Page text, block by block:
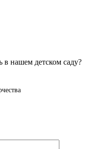
в нашем детском саду?